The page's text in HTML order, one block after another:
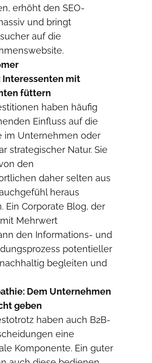
erhöht den SEO-
und bringt
auf die
Interessenten mit
füttern
haben häufig
Einfluss auf die
im Unternehmen oder
strategischer Natur. Sie
den
daher selten aus
heraus
Ein Corporate Blog, der
Mehrwert
den Informations- und
potentieller
begleiten und
Dem Unternehmen
geben
haben auch B2B-
eine
Komponente. Ein guter